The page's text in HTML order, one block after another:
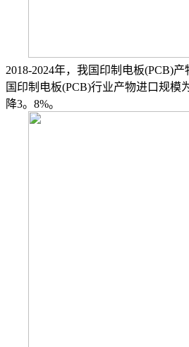
2018-2024年，我国印制电板(PCB)
国印制电板(PCB)行业产物进口规模
降3。8%。